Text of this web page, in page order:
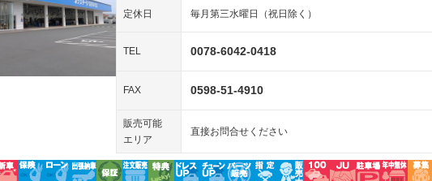
－ ウォークスルー 後席モニター
シートエアコン
定休日 毎月第三水曜日（祝日除く）
TEL 0078-6042-0418
FAX 0598-51-4910
販売可能
エリア
直接お問合せください